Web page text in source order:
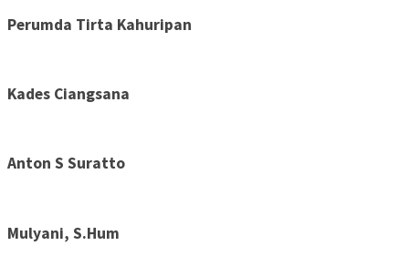
Perumda Tirta Kahuripan
Kades Ciangsana
Anton S Suratto
Mulyani, S.Hum